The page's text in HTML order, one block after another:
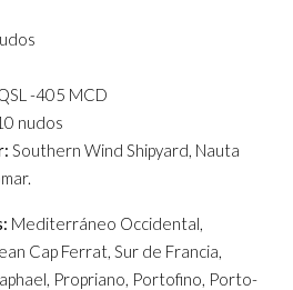
-405 MCD
nudos
Southern Wind Shipyard, Nauta
Mediterráneo Occidental,
Cap Ferrat, Sur de Francia,
Propriano, Portofino, Porto-